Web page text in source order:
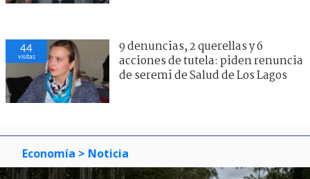
44
visitas
9 denuncias, 2 querellas y 6
acciones de tutela: piden renuncia
de seremi de Salud de Los Lagos
Economía > Noticia